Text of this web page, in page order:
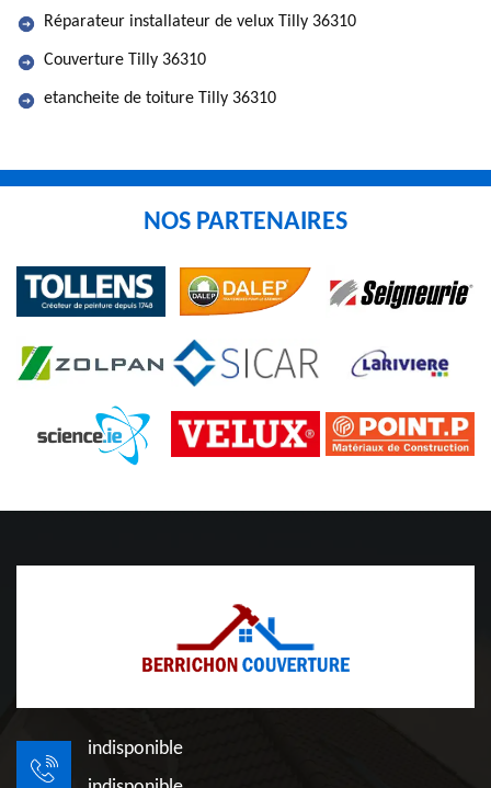
Réparateur installateur de velux Tilly 36310
Couverture Tilly 36310
etancheite de toiture Tilly 36310
NOS PARTENAIRES
indisponible